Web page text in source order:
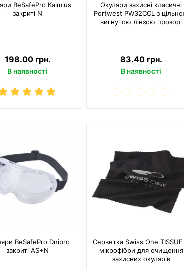
BeSafePro Kalmius
закриті N
198.00 грн.
В наявності
Окуляри захисні класичні
Portwest PW32CCL з
вигнутою лінзою прозорі
83.40 грн.
В наявності
BeSafePro Dnipro
закриті AS+N
Серветка Swiss One TISSUE
мікрофібри для очищення
захисних окулярів